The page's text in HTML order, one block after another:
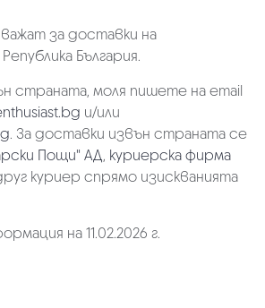
за доставки на
България.
страната, моля пишете на email
и/или
. За доставки извън страната се
Пощи" АД, куриерска фирма
куриер спрямо изискванията
на 11.02.2026 г.